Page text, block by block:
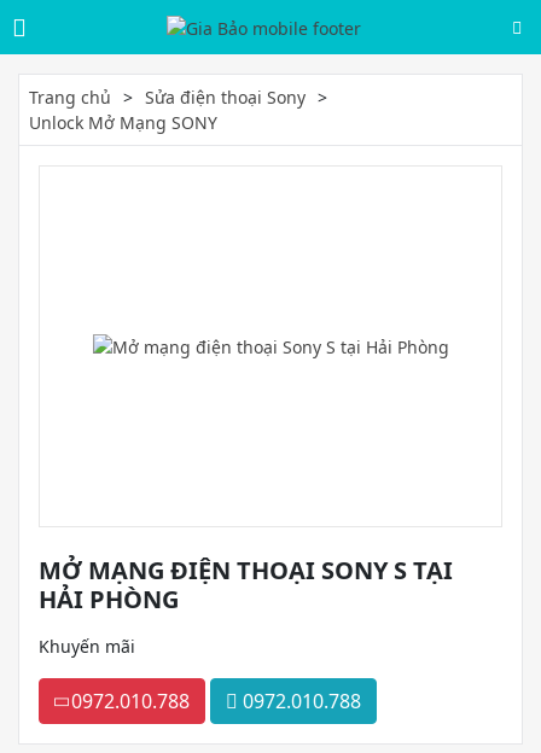
Trang chủ
Sửa điện thoại Sony
Unlock Mở Mạng SONY
MỞ MẠNG ĐIỆN THOẠI SONY S TẠI
HẢI PHÒNG
Khuyến mãi
0972.010.788 0972.010.788